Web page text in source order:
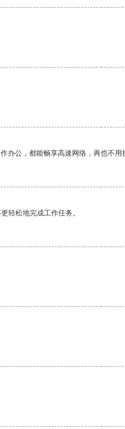
公，都能畅享高速网络，再也不用
轻松地完成工作任务。